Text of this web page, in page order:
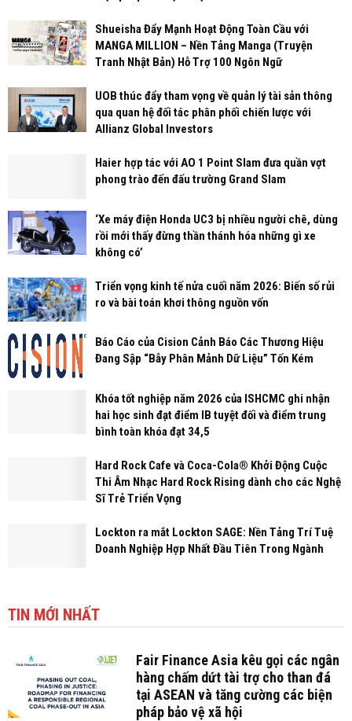
Shueisha Đẩy Mạnh Hoạt Động Toàn Cầu với
MANGA MILLION – Nền Tảng Manga (Truyện
Tranh Nhật Bản) Hỗ Trợ 100 Ngôn Ngữ
UOB thúc đẩy tham vọng về quản lý tài sản thông
qua quan hệ đối tác phân phối chiến lược với
Allianz Global Investors
Haier hợp tác với AO 1 Point Slam đưa quần vợt
phong trào đến đấu trường Grand Slam
‘Xe máy điện Honda UC3 bị nhiều người chê, dùng
rồi mới thấy đừng thần thánh hóa những gì xe
không có’
Triển vọng kinh tế nửa cuối năm 2026: Biến số rủi
ro và bài toán khơi thông nguồn vốn
Báo Cáo của Cision Cảnh Báo Các Thương Hiệu
Đang Sập “Bẫy Phân Mảnh Dữ Liệu” Tốn Kém
Khóa tốt nghiệp năm 2026 của ISHCMC ghi nhận
hai học sinh đạt điểm IB tuyệt đối và điểm trung
bình toàn khóa đạt 34,5
Hard Rock Cafe và Coca-Cola® Khởi Động Cuộc
Thi Âm Nhạc Hard Rock Rising dành cho các Nghệ
Sĩ Trẻ Triển Vọng
Lockton ra mắt Lockton SAGE: Nền Tảng Trí Tuệ
Doanh Nghiệp Hợp Nhất Đầu Tiên Trong Ngành
TIN MỚI NHẤT
Fair Finance Asia kêu gọi các ngân
hàng chấm dứt tài trợ cho than đá
tại ASEAN và tăng cường các biện
pháp bảo vệ xã hội